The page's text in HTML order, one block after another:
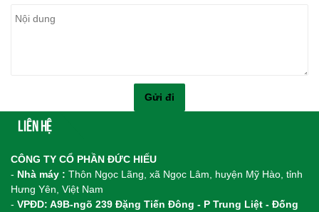
Liên hệ
CÔNG TY CỔ PHẦN ĐỨC HIẾU
- Nhà máy : Thôn Ngọc Lãng, xã Ngọc Lâm, huyện Mỹ Hào, tỉnh
Hưng Yên, Việt Nam
- VPĐD: A9B-ngõ 239 Đặng Tiến Đông - P Trung Liệt - Đống